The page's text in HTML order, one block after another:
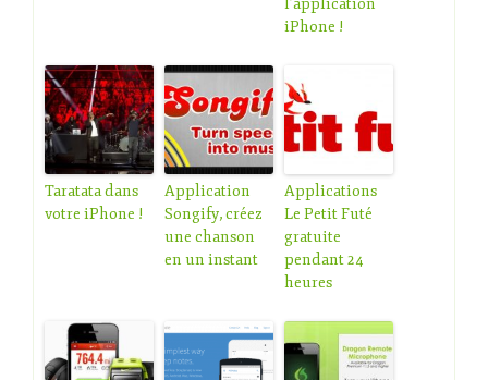
l’application
iPhone !
Taratata dans
votre iPhone !
Application
Songify, créez
une chanson
en un instant
Applications
Le Petit Futé
gratuite
pendant 24
heures